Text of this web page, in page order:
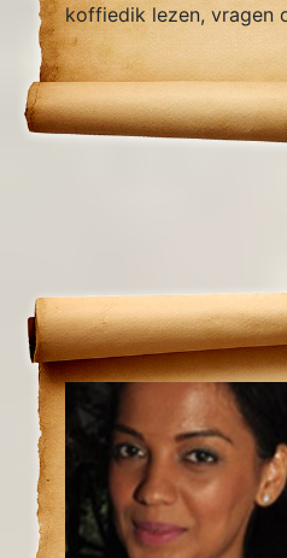
koffiedik lezen, vragen
werk, financiën
relatie herstel